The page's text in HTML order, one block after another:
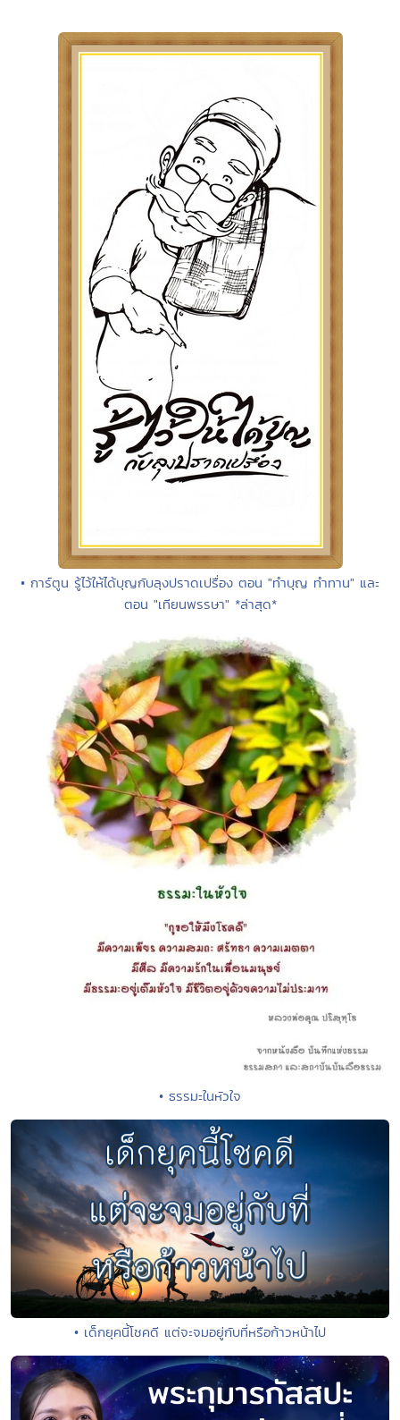
• การ์ตูน รู้ไว้ให้ได้บุญกับลุงปราดเปรื่อง ตอน "ทำบุญ ทำทาน" และ
ตอน "เทียนพรรษา" *ล่าสุด*
• ธรรมะในหัวใจ
• เด็กยุคนี้โชคดี แต่จะจมอยู่กับที่หรือก้าวหน้าไป